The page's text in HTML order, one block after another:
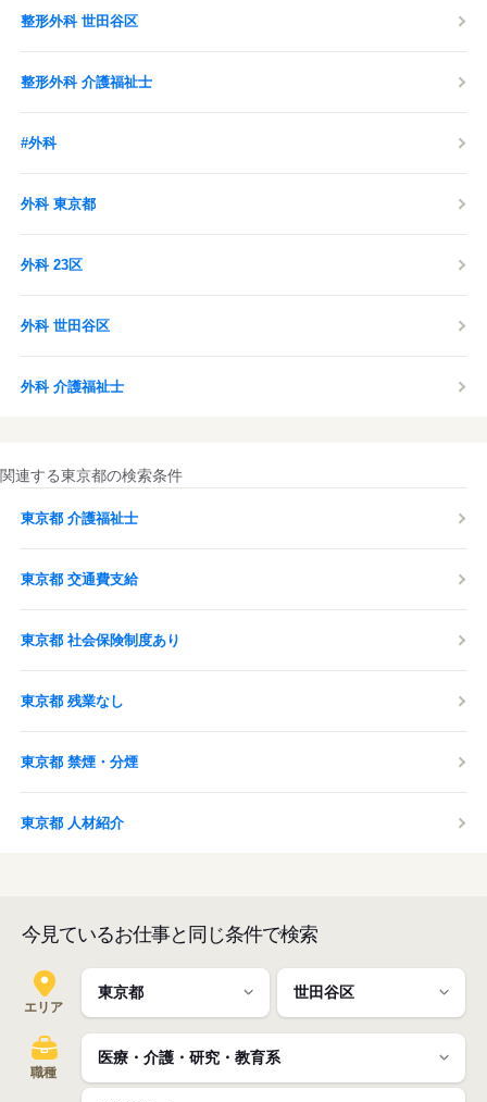
整形外科 世田谷区
整形外科 介護福祉士
#外科
外科 東京都
外科 23区
外科 世田谷区
外科 介護福祉士
関連する東京都の検索条件
東京都 介護福祉士
東京都 交通費支給
東京都 社会保険制度あり
東京都 残業なし
東京都 禁煙・分煙
東京都 人材紹介
今見ているお仕事と同じ条件で検索
エリア
職種